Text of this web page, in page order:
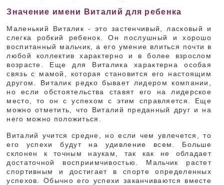
Значение имени Виталий для ребенка
Маленький Виталик - это застенчивый, ласковый и
слегка робкий ребенок. Он послушный и хорошо
воспитанный мальчик, а его умение влиться почти в
любой коллектив характерно и в более взрослом
возрасте. Еще для Виталика характерна особая
связь с мамой, которая становится его настоящим
другом. Виталик редко бывает лидером компании,
но если обстоятельства ставят его на лидерское
место, то он с успехом с этим справляется. Еще
можно отметить, что Виталий преданный друг и на
него можно положиться.
Виталий учится средне, но если чем увлечется, то
его успехи будут на удивление всем. Больше
склонен к точным наукам, так как не обладает
достаточной восприимчивостью. Мальчик растет
спортивным и достигает в спорте определенных
успехов. Обычно его успехи заканчиваются вместе